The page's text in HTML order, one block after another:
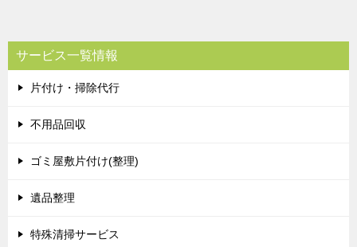
サービス一覧情報
片付け・掃除代行
不用品回収
ゴミ屋敷片付け(整理)
遺品整理
特殊清掃サービス